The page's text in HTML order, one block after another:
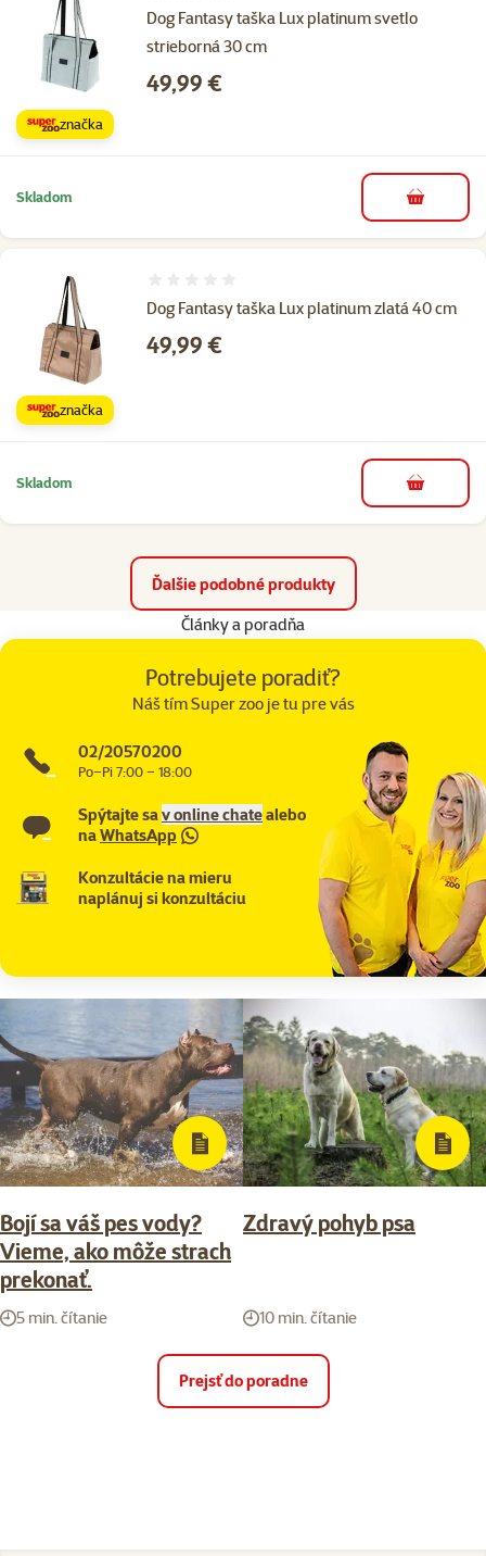
Dog Fantasy taška Lux platinum svetlo
strieborná 30 cm
Cena
49,99 €
značka
Skladom do košíka
Dog Fantasy taška Lux platinum zlatá 40 cm
Cena
49,99 €
značka
Skladom do košíka
Ďalšie podobné produkty
Články a poradňa
Potrebujete poradiť?
Náš tím Super zoo je tu pre vás
02/20570200
Po–Pi 7:00 – 18:00
Spýtajte sav online chatealebo
naWhatsApp
Konzultácie na mieru
naplánuj si konzultáciu
Bojí sa váš pes vody?
Vieme, ako môže strach
prekonať.
5 min. čítanie
Zdravý pohyb psa
10 min. čítanie
Prejsť do poradne